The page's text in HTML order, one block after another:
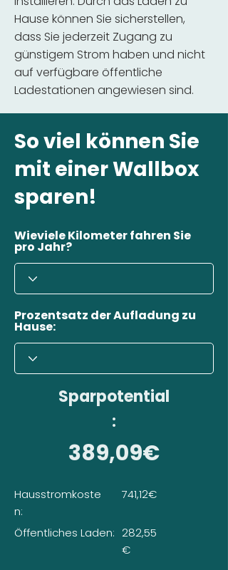
Hause können Sie sicherstellen,
dass Sie jederzeit Zugang zu
günstigem Strom haben und nicht
auf verfügbare öffentliche
Ladestationen angewiesen sind.
So viel können Sie
mit einer Wallbox
sparen!
Wieviele Kilometer fahren Sie
pro Jahr?
Prozentsatz der Aufladung zu
Hause:
Sparpotential
:
389,09€
Hausstromkoste
n:
Öffentliches Laden:
741,12€
282,55
€